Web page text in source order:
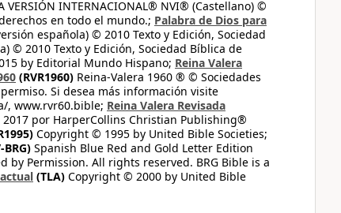
VERSIÓN INTERNACIONAL® NVI® (Castellano) ©
en todo el mundo.; Palabra de Dios para
española) © 2010 Texto y Edición, Sociedad
© 2010 Texto y Edición, Sociedad Bíblica de
by Editorial Mundo Hispano; Reina Valera
(RVR1960) Reina-Valera 1960 ® © Sociedades
Si desea más información visite
, www.rvr60.bible; Reina Valera Revisada
por HarperCollins Christian Publishing®
Copyright © 1995 by United Bible Societies;
BRG) Spanish Blue Red and Gold Letter Edition
by Permission. All rights reserved. BRG Bible is a
(TLA) Copyright © 2000 by United Bible